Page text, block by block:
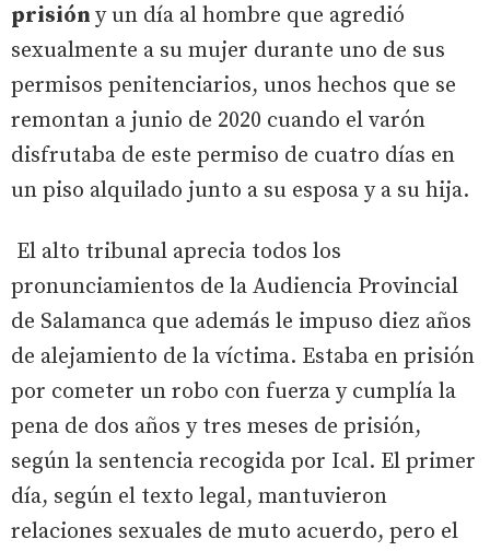
prisión y un día al hombre que agredió
sexualmente a su mujer durante uno de sus
permisos penitenciarios, unos hechos que se
remontan a junio de 2020 cuando el varón
disfrutaba de este permiso de cuatro días en
un piso alquilado junto a su esposa y a su hija.
El alto tribunal aprecia todos los
pronunciamientos de la Audiencia Provincial
de Salamanca que además le impuso diez años
de alejamiento de la víctima. Estaba en prisión
por cometer un robo con fuerza y cumplía la
pena de dos años y tres meses de prisión,
según la sentencia recogida por Ical. El primer
día, según el texto legal, mantuvieron
relaciones sexuales de muto acuerdo, pero el